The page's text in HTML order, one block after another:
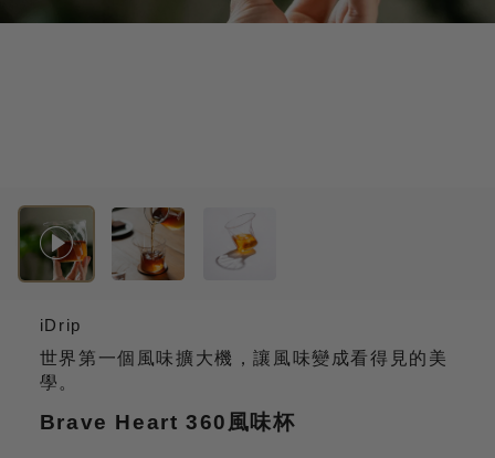
iDrip
世界第一個風味擴大機，讓風味變成看得見的美
學。
Brave Heart 360風味杯